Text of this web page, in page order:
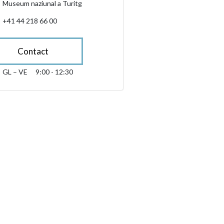
Museum naziunal a Turitg
+41 44 218 66 00
Contact
only.opening_hours
glindesdi fin venderdi 09:00 - 12:30
GL – VE 9:00 - 12:30